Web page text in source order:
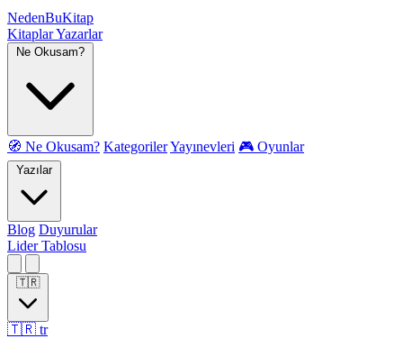
NedenBuKitap
KitaplarYazarlar
Ne Okusam?
🧭 Ne Okusam? KategorilerYayınevleri 🎮 Oyunlar
Yazılar
Blog Duyurular
Lider Tablosu
🇹🇷
🇹🇷 tr